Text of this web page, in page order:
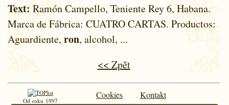
Text: Ramón Campello, Teniente Rey 6, Habana.
Marca de Fábrica: CUATRO CARTAS. Productos:
Aguardiente, ron, alcohol, ...
<< Zpět
Od roku 1997
Cookies Kontakt